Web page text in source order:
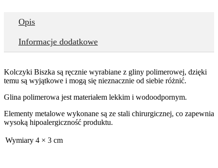
Opis
Informacje dodatkowe
Kolczyki Biszka są ręcznie wyrabiane z gliny polimerowej, dzięki
temu są wyjątkowe i mogą się nieznacznie od siebie różnić.
Glina polimerowa jest materiałem lekkim i wodoodpornym.
Elementy metalowe wykonane są ze stali chirurgicznej, co zapewnia
wysoką hipoalergiczność produktu.
Wymiary 4 × 3 cm